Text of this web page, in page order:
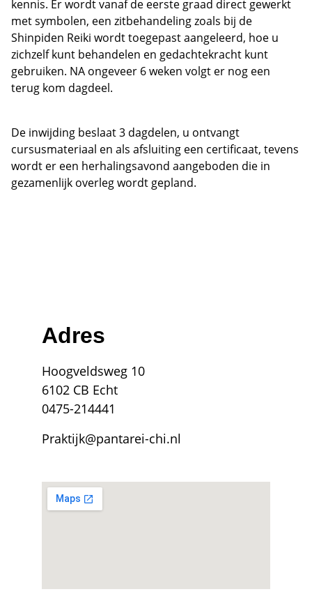
kennis. Er wordt vanaf de eerste graad direct gewerkt
met symbolen, een zitbehandeling zoals bij de
Shinpiden Reiki wordt toegepast aangeleerd, hoe u
zichzelf kunt behandelen en gedachtekracht kunt
gebruiken. NA ongeveer 6 weken volgt er nog een
terug kom dagdeel.
De inwijding beslaat 3 dagdelen, u ontvangt
cursusmateriaal en als afsluiting een certificaat, tevens
wordt er een herhalingsavond aangeboden die in
gezamenlijk overleg wordt gepland.
Adres
Hoogveldsweg 10
6102 CB Echt
0475-214441
Praktijk@pantarei-chi.nl